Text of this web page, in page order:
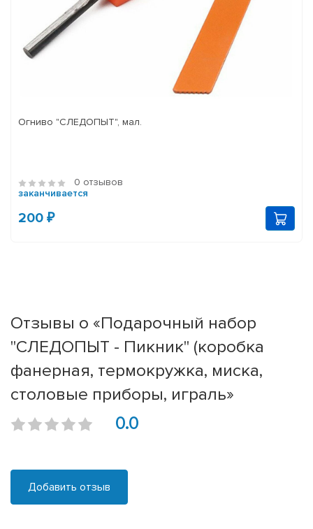
Огниво "СЛЕДОПЫТ", мал.
0 отзывов
заканчивается
200 ₽
Отзывы о «Подарочный набор
"СЛЕДОПЫТ - Пикник" (коробка
фанерная, термокружка, миска,
столовые приборы, играль»
0.0
Добавить отзыв